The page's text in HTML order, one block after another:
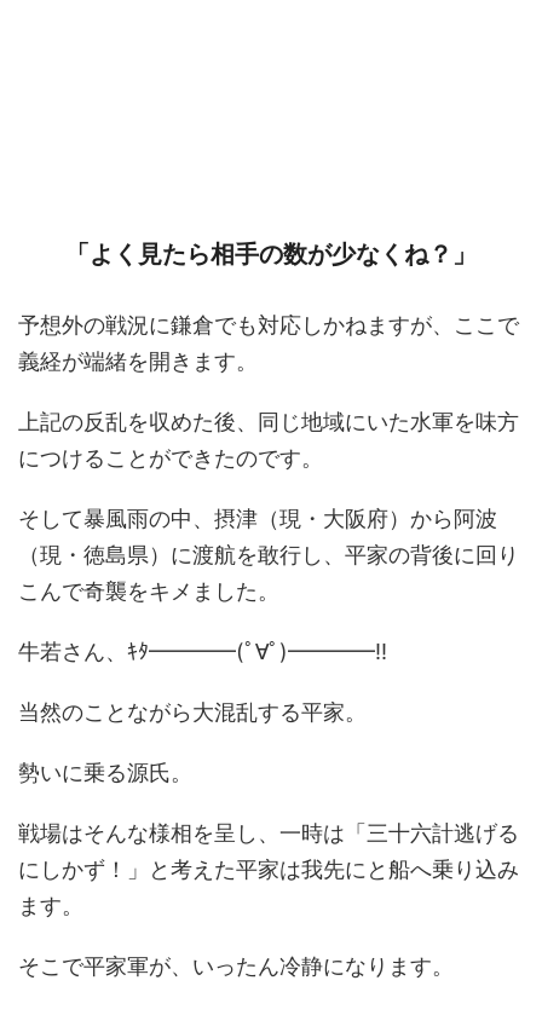
「よく見たら相手の数が少なくね？」
予想外の戦況に鎌倉でも対応しかねますが、ここで
義経が端緒を開きます。
上記の反乱を収めた後、同じ地域にいた水軍を味方
につけることができたのです。
そして暴風雨の中、摂津（現・大阪府）から阿波
（現・徳島県）に渡航を敢行し、平家の背後に回り
こんで奇襲をキメました。
牛若さん、ｷﾀ━━━━(ﾟ∀ﾟ)━━━━!!
当然のことながら大混乱する平家。
勢いに乗る源氏。
戦場はそんな様相を呈し、一時は「三十六計逃げる
にしかず！」と考えた平家は我先にと船へ乗り込み
ます。
そこで平家軍が、いったん冷静になります。